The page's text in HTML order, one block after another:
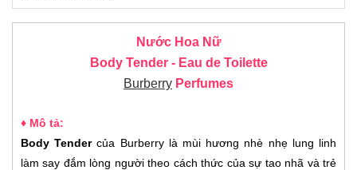
Nước Hoa Nữ
Body Tender - Eau de Toilette
Burberry Perfumes
♦ Mô tả:
Body Tendercủa Burberry là mùi hương nhè nhẹ lung linh
làm say đắm lòng người theo cách thức của sự tao nhã và trẻ